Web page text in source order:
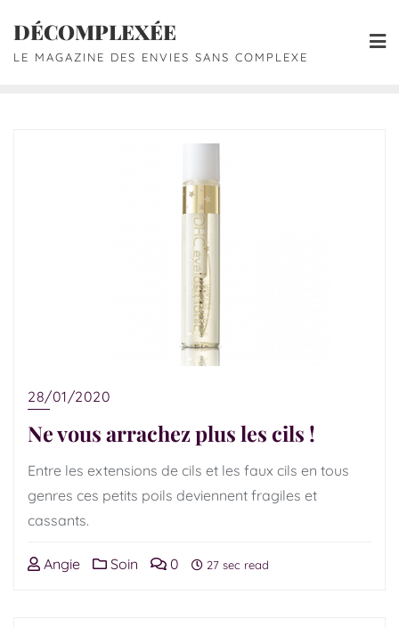
DÉCOMPLEXÉE
LE MAGAZINE DES ENVIES SANS COMPLEXE
28/01/2020
Ne vous arrachez plus les cils !
Entre les extensions de cils et les faux cils en tous
genres ces petits poils deviennent fragiles et
cassants.
Angie Soin 0 27 sec read